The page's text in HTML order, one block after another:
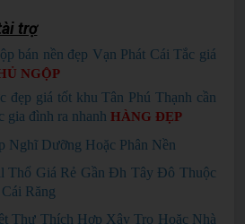
trợ
bán nền đẹp Vạn Phát Cái Tắc giá
NGỘP
đẹp giá tốt khu Tân Phú Thạnh cần
gia đình ra nhanh HÀNG ĐẸP
Nghĩ Dưỡng Hoặc Phân Nền
Thổ Giá Rẻ Gần Đh Tây Đô Thuộc
Răng
Thự Thích Hợp Xây Trọ Hoặc Nhà